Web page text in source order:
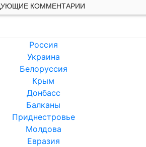
КОММЕНТАРИИ
Россия
Украина
Белоруссия
Крым
Донбасс
Балканы
Приднестровье
Молдова
Евразия